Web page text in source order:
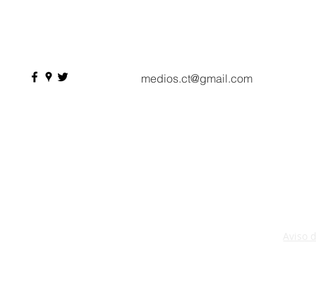
medios.ct@gmail.com